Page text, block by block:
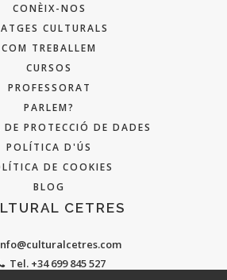
CONÈIX-NOS
CULTURALS
COM TREBALLEM
CURSOS
PROFESSORAT
PARLEM?
PROTECCIÓ DE DADES
POLÍTICA D'ÚS
DE COOKIES
BLOG
CETRES
Tel. +34 699 845 527